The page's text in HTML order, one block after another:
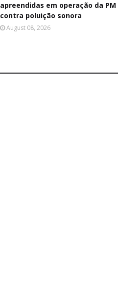
apreendidas em operação da PM
contra poluição sonora
August 08, 2026